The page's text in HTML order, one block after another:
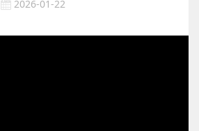
2026-01-22